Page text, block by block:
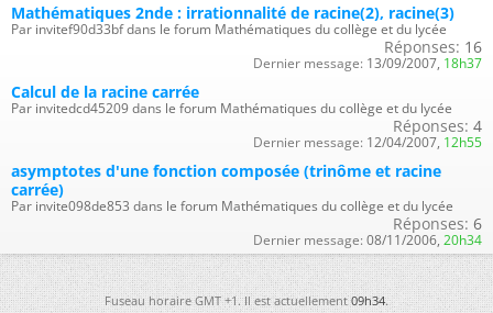
Mathématiques 2nde : irrationnalité de racine(2), racine(3)
Par invitef90d33bf dans le forum Mathématiques du collège et du lycée
Réponses: 16
Dernier message: 13/09/2007, 18h37
Calcul de la racine carrée
Par invitedcd45209 dans le forum Mathématiques du collège et du lycée
Réponses: 4
Dernier message: 12/04/2007, 12h55
asymptotes d'une fonction composée (trinôme et racine
carrée)
Par invite098de853 dans le forum Mathématiques du collège et du lycée
Réponses: 6
Dernier message: 08/11/2006, 20h34
Fuseau horaire GMT +1. Il est actuellement09h34.